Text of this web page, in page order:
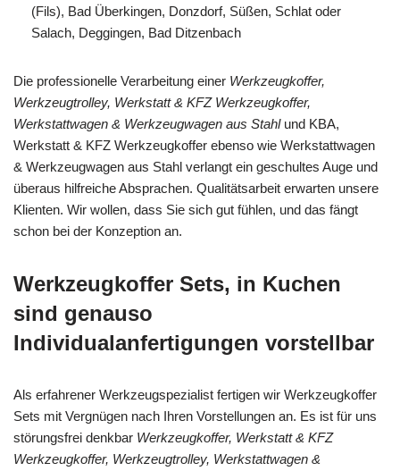
(Fils), Bad Überkingen, Donzdorf, Süßen, Schlat oder
Salach, Deggingen, Bad Ditzenbach
Die professionelle Verarbeitung einer Werkzeugkoffer,
Werkzeugtrolley, Werkstatt & KFZ Werkzeugkoffer,
Werkstattwagen & Werkzeugwagen aus Stahlund KBA,
Werkstatt & KFZ Werkzeugkoffer ebenso wie Werkstattwagen
& Werkzeugwagen aus Stahl verlangt ein geschultes Auge und
überaus hilfreiche Absprachen. Qualitätsarbeit erwarten unsere
Klienten. Wir wollen, dass Sie sich gut fühlen, und das fängt
schon bei der Konzeption an.
Werkzeugkoffer Sets, in Kuchen
sind genauso
Individualanfertigungen vorstellbar
Als erfahrener Werkzeugspezialist fertigen wir Werkzeugkoffer
Sets mit Vergnügen nach Ihren Vorstellungen an. Es ist für uns
störungsfrei denkbar Werkzeugkoffer, Werkstatt & KFZ
Werkzeugkoffer, Werkzeugtrolley, Werkstattwagen &